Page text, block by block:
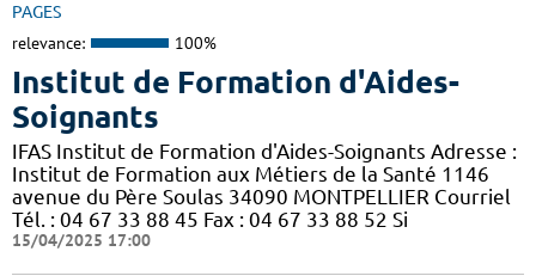
PAGES
relevance: 100%
Institut de Formation d'Aides-
Soignants
IFAS Institut de Formation d'Aides-Soignants Adresse :
Institut de Formation aux Métiers de la Santé 1146
avenue du Père Soulas 34090 MONTPELLIER Courriel
Tél. : 04 67 33 88 45 Fax : 04 67 33 88 52 Si
15/04/2025 17:00